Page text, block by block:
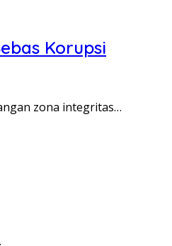
Korupsi
zona integritas…